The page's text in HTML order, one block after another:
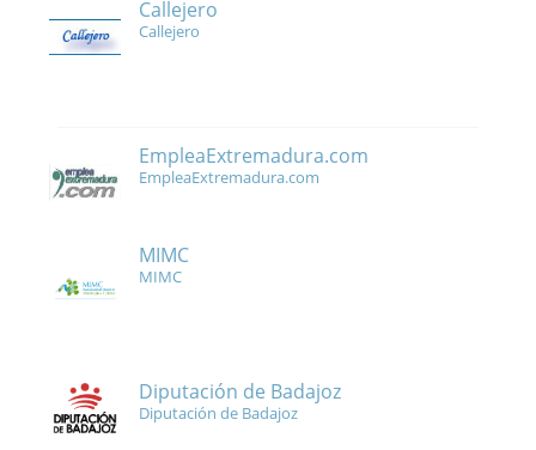
Callejero
Callejero
EmpleaExtremadura.com
EmpleaExtremadura.com
MIMC
MIMC
Diputación de Badajoz
Diputación de Badajoz